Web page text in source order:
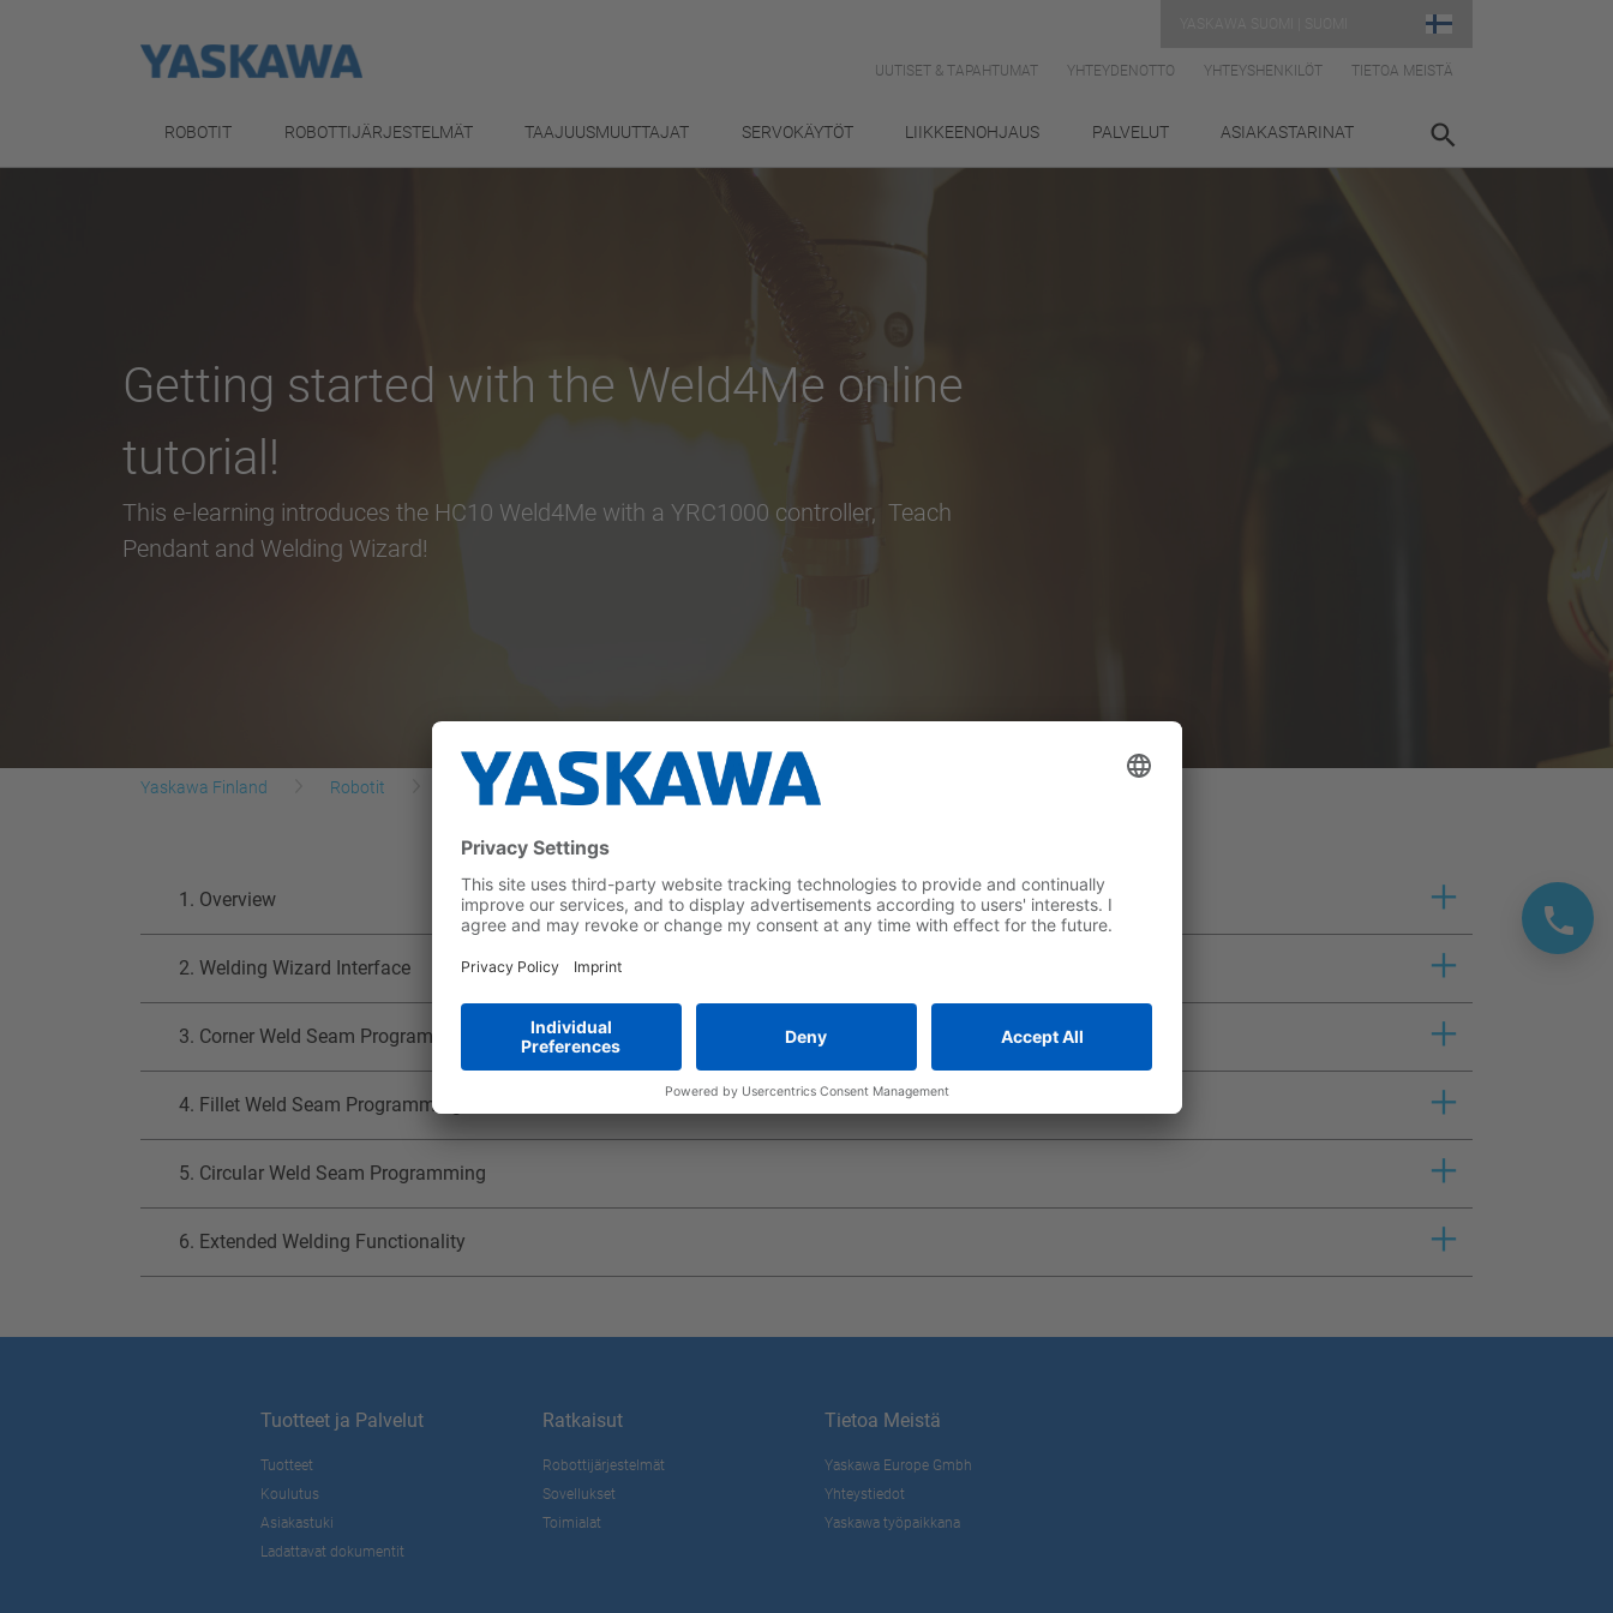
UUTISET & TAPAHTUMAT YHTEYDENOTTO YHTEYSHENKILÖT TIETOA MEISTÄ
ROBOTIT ROBOTTIJÄRJESTELMÄT TAAJUUSMUUTTAJAT SERVOKÄYTÖT LIIKKEENOHJAUS PALVELUT ASIAKASTARINAT
Getting started with the Weld4Me online
tutorial!
This e-learning introduces the HC10 Weld4Me with a YRC1000 controller, Teach
Pendant and Welding Wizard!
Yaskawa Finland Robotit Yhteistyörobotit Tutorial Weld4Me
1. Overview
2. Welding Wizard Interface
3. Corner Weld Seam Programming
4. Fillet Weld Seam Programming
5. Circular Weld Seam Programming
6. Extended Welding Functionality
Tuotteet ja Palvelut
Tuotteet
Koulutus
Asiakastuki
Ladattavat dokumentit
Ratkaisut
Robottijärjestelmät
Sovellukset
Toimialat
Tietoa Meistä
Yaskawa Europe Gmbh
Yhteystiedot
Yaskawa työpaikkana